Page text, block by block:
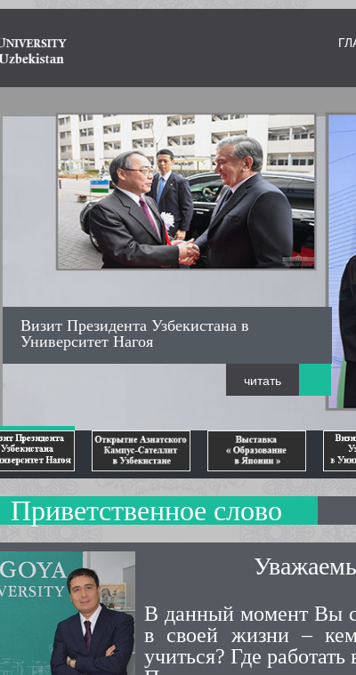
Визит Президента Узбекистана в
Университет Нагоя
читать
слово
В данный момент Вы
в своей жизни – кем
учиться? Где